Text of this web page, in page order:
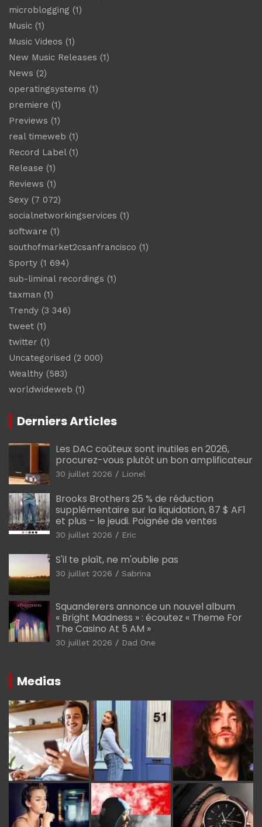
microblogging (1)
Music (1)
Music Videos (1)
New Music Releases (1)
News (2)
operatingsystems (1)
premiere (1)
Previews (1)
real timeweb (1)
Record Label(1)
Release (1)
Reviews (1)
Sexy (7 072)
socialnetworkingservices (1)
software (1)
southofmarket2csanfrancisco (1)
Sporty (1 694)
sub-liminal recordings (1)
taxman (1)
Trendy (3 346)
tweet (1)
twitter (1)
Uncategorised (2 000)
Wealthy (583)
worldwideweb (1)
Derniers Articles
Les DAC coûteux sont inutiles en 2026,
procurez-vous plutôt un bon amplificateur
30 juillet 2026 Lionel
Brooks Brothers 25 % de réduction
supplémentaire sur la liquidation, 87 $ AF1
et plus – le jeudi. Poignée de ventes
30 juillet 2026 Eric
S'il te plaît, ne m'oublie pas
30 juillet 2026 Sabrina
Squanderers annonce un nouvel album
« Bright Madness » : écoutez « Theme For
The Casino At 5 AM »
30 juillet 2026 Dad One
Medias